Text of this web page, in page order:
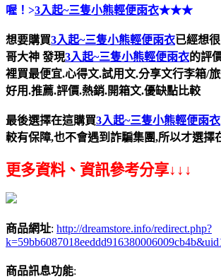
喔！>3入起~三隻小熊輕便雨衣★★★
想要購買3入起~三隻小熊輕便雨衣已經想
哥大神 發現3入起~三隻小熊輕便雨衣的評
裡買最便宜.心得文.試用文.分享文行李箱/
好用.推薦.評價.熱銷.開箱文.優缺點比較
最後選擇在這購買3入起~三隻小熊輕便雨衣
較有保障,也不會遇到詐騙集團,所以才選擇
更多資料、資訊參考分享↓↓↓
商品網址: http://dreamstore.info/redirect.php?
商品訊息功能: